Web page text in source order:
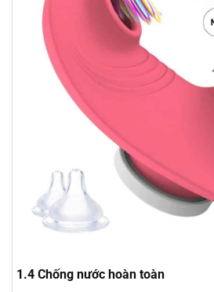
1.4 Chống nước hoàn toàn